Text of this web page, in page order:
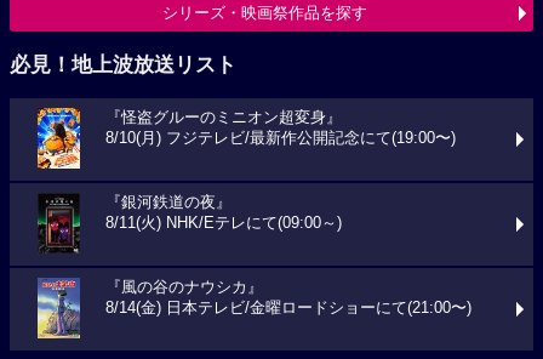
シリーズ・映画祭作品を探す
必見！地上波放送リスト
『怪盗グルーのミニオン超変身』
8/10(月) フジテレビ/最新作公開記念にて(19:00〜)
『銀河鉄道の夜』
8/11(火) NHK/Eテレにて(09:00～)
『風の谷のナウシカ』
8/14(金) 日本テレビ/金曜ロードショーにて(21:00〜)